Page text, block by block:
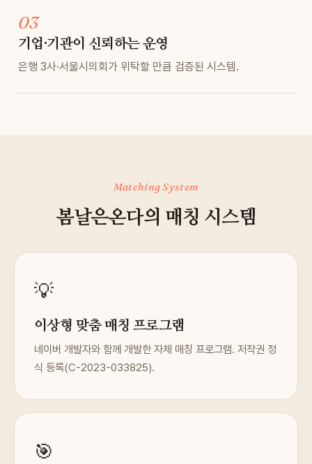
03
기업·기관이 신뢰하는 운영
은행 3사·서울시의회가 위탁할 만큼 검증된 시스템.
Matching System
봄날은온다의 매칭 시스템
💡
이상형 맞춤 매칭 프로그램
네이버 개발자와 함께 개발한 자체 매칭 프로그램. 저작권 정
식 등록(C-2023-033825).
🎯